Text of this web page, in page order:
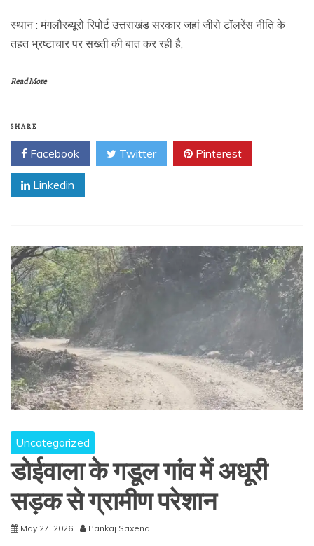
स्थान : मंगलौरब्यूरो रिपोर्ट उत्तराखंड सरकार जहां जीरो टॉलरेंस नीति के
तहत भ्रष्टाचार पर सख्ती की बात कर रही है,
Read More
SHARE
Facebook Twitter Pinterest
Linkedin
Uncategorized
डोईवाला के गडूल गांव में अधूरी
सड़क से ग्रामीण परेशान
May 27, 2026 Pankaj Saxena